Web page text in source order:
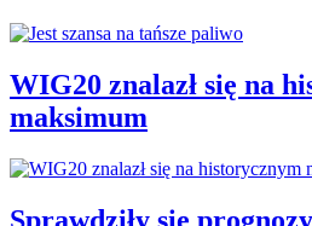
WIG20 znalazł się na
maksimum